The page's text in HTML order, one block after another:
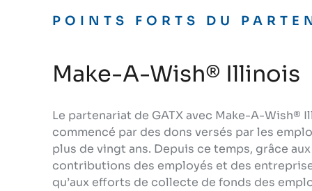
POINTS FORTS DU
Make-A-Wish® Illinois
Le partenariat de GATX avec Make-A-Wish®
commencé par des dons versés par les
plus de vingt ans. Depuis ce temps, grâce aux
contributions des employés et des
qu’aux efforts de collecte de fonds des